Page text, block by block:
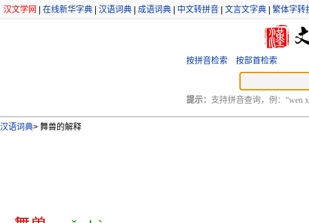
汉文学网 在线新华字典 汉语词典 成语词典 中文转拼音 文言文字典 繁体字转
按拼音检索 按部首检索
提示： 支持拼音查询，例：“wen
汉语词典> 舞兽的解释